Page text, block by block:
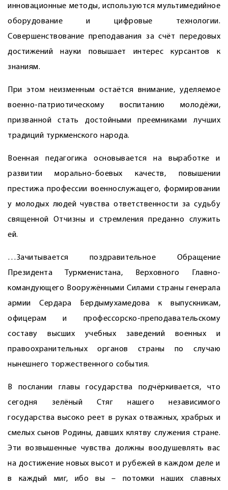
инновационные методы, используются мультимедийное
оборудование и цифровые технологии.
Совершенствование преподавания за счёт передовых
достижений науки повышает интерес курсантов к
знаниям.
При этом неизменным остаётся внимание, уделяемое
военно-патриотическому воспитанию молодёжи,
призванной стать достойными преемниками лучших
традиций туркменского народа.
Военная педагогика основывается на выработке и
развитии морально-боевых качеств, повышении
престижа профессии военнослужащего, формировании
у молодых людей чувства ответственности за судьбу
священной Отчизны и стремления преданно служить
ей.
…Зачитывается поздравительное Обращение
Президента Туркменистана, Верховного Главно­
командующего Вооружёнными Силами страны генерала
армии Сердара Бердымухамедова к выпускникам,
офицерам и профессорско-преподавательскому
составу высших учебных заведений военных и
правоохранительных органов страны по случаю
нынешнего торжественного события.
В послании главы государства подчёркивается, что
сегодня зелёный Стяг нашего независимого
государства высоко реет в руках отважных, храбрых и
смелых сынов Родины, давших клятву служения стране.
Эти возвышенные чувства должны воодушевлять вас
на достижение новых высот и рубежей в каждом деле и
в каждый миг, ибо вы – потомки наших славных